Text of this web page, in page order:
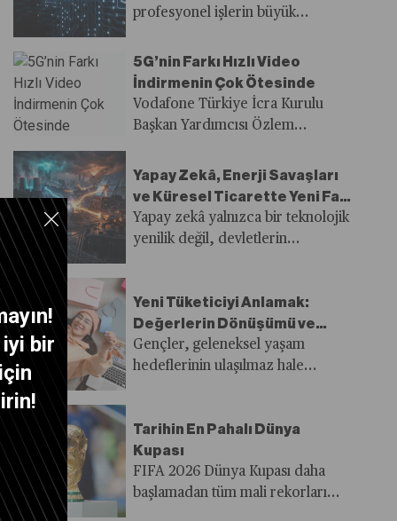
iyi bir
profesyonel işlerin büyük
ediyor. Şirketin kurucuları ise
daha önce hiç “gerçek” bir işte
çalışmamış, yirmili yaşlarının
başındaki gençler.
5G’nin Farkı Hızlı Video
İndirmenin Çok Ötesinde
Vodafone Türkiye İcra Kurulu
Başkan Yardımcısı Özlem
farklı bir geleceğin başlangıcı
olabileceğine işaret ediyor.
Yapay Zekâ, Enerji Savaşları
ve Küresel Ticarette Yeni Fay
Hatları
Yapay zekâ yalnızca bir teknolojik
yenilik değil, devletlerin
stratejik bir çarpan niteliği taşıyor.
Yeni Tüketiciyi Anlamak:
Değerlerin Dönüşümü ve
Demografinin Gücü
Gençler, geleneksel yaşam
hedeflerinin ulaşılmaz hale
harcamalara yöneliyor.
Tarihin En Pahalı Dünya
Kupası
FIFA 2026 Dünya Kupası daha
başlamadan tüm mali rekorları